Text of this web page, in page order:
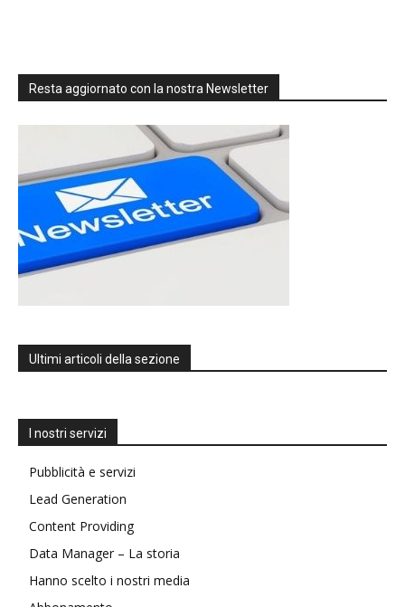
Resta aggiornato con la nostra Newsletter
Ultimi articoli della sezione
I nostri servizi
Pubblicità e servizi
Lead Generation
Content Providing
Data Manager – La storia
Hanno scelto i nostri media